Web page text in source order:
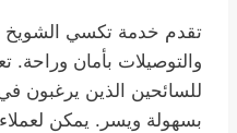
تقدم خدمة تكسي الشويخ
والتوصيلات بأمان وراحة.
للسائحين الذين يرغبون
بسهولة ويسر. يمكن